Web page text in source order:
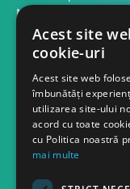
Modalitati plata
Formular retur
Contact
Despre noi
Blog
Acest site
cookie-uri
Acest site web
îmbunătăți
utilizarea site-ului
acord cu toate
cu Politica noastră
mai multe